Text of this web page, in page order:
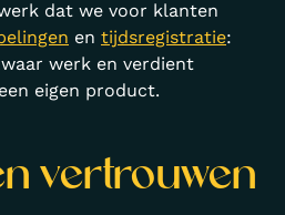
dat we voor klanten
en tijdsregistratie:
werk en verdient
eigen product.
vertrouwen